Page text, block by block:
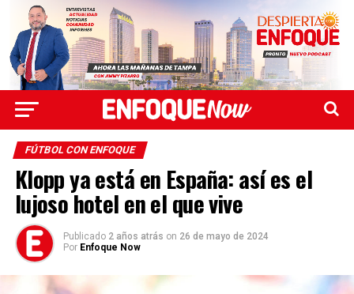
FÚTBOL CON ENFOQUE
Klopp ya está en España: así es el
lujoso hotel en el que vive
Publicado 2 años atrás on 26 de mayo de 2024
Por Enfoque Now